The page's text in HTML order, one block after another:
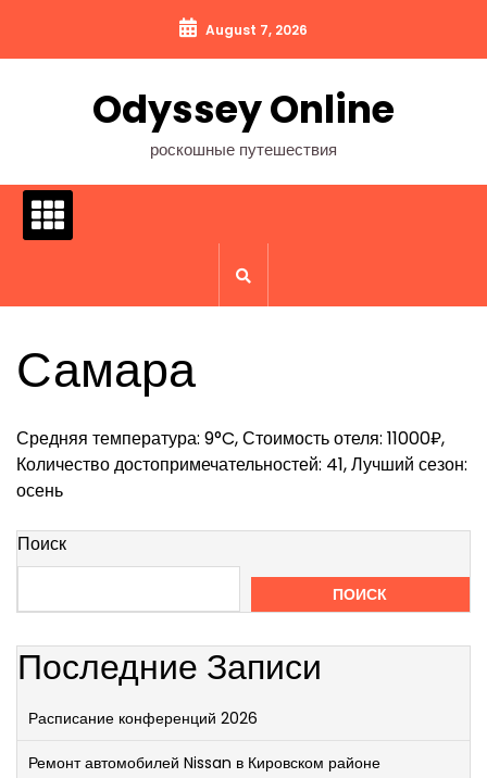
содержимому
August 7, 2026
Odyssey Online
роскошные путешествия
Самара
Средняя температура: 9°C, Стоимость отеля: 11000₽,
Количество достопримечательностей: 41, Лучший сезон:
осень
Поиск
ПОИСК
Последние Записи
Расписание конференций 2026
Ремонт автомобилей Nissan в Кировском районе